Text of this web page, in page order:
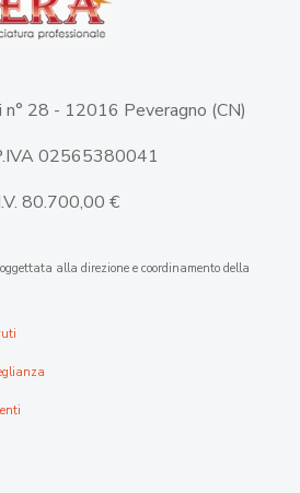
28 - 12016 Peveragno (CN)
02565380041
80.700,00 €
alla direzione e coordinamento della